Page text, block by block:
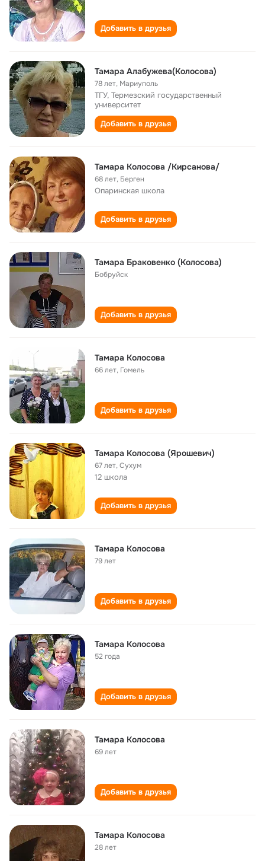
Добавить в друзья
Тамара Алабужева(Колосова)
78 лет, Мариуполь
ТГУ, Термезский государственный
университет
Добавить в друзья
Тамара Колосова /Кирсанова/
68 лет, Берген
Опаринская школа
Добавить в друзья
Тамара Браковенко (Колосова)
Бобруйск
Добавить в друзья
Тамара Колосова
66 лет, Гомель
Добавить в друзья
Тамара Колосова (Ярошевич)
67 лет,Сухум
12 школа
Добавить в друзья
Тамара Колосова
79 лет
Добавить в друзья
Тамара Колосова
52 года
Добавить в друзья
Тамара Колосова
69 лет
Добавить в друзья
Тамара Колосова
28 лет